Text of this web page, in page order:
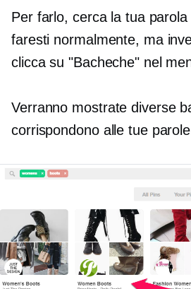
Per farlo, cerca la tua
faresti normalmente, ma
clicca su "Bacheche" nel
Verranno mostrate diverse
corrispondono alle tue